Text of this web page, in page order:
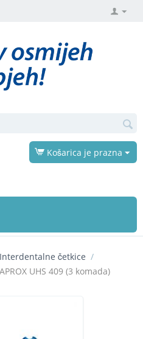
Košarica je prazna
Interdentalne četkice /
UHS 409 (3 komada)